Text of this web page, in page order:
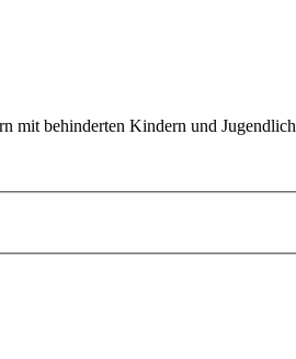
mit behinderten Kindern und